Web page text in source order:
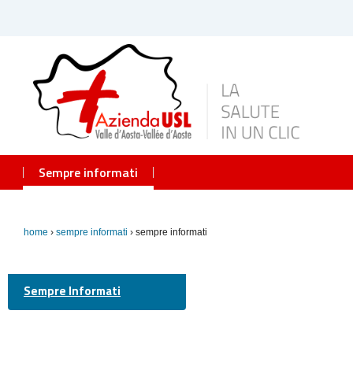
Sempre informati
home › sempre informati › sempre informati
Sempre Informati